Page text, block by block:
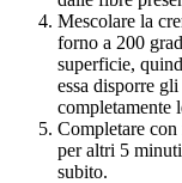
Mescolare la
forno a 200
superficie,
essa disporre
completamente
Completare
per altri 5
subito.